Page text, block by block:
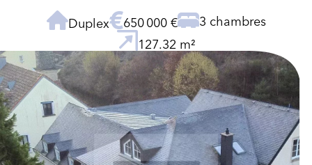
Duplex 650 000 €
3 chambres
127.32 m²